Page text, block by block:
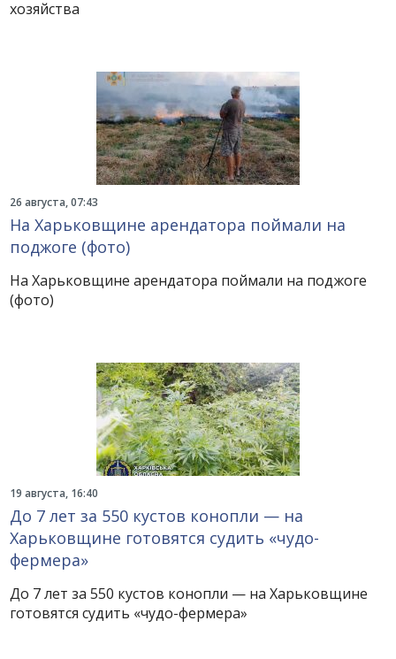
хозяйства
26 августа, 07:43
На Харьковщине арендатора поймали на
поджоге (фото)
На Харьковщине арендатора поймали на поджоге
(фото)
19 августа, 16:40
До 7 лет за 550 кустов конопли — на
Харьковщине готовятся судить «чудо-
фермера»
До 7 лет за 550 кустов конопли — на Харьковщине
готовятся судить «чудо-фермера»